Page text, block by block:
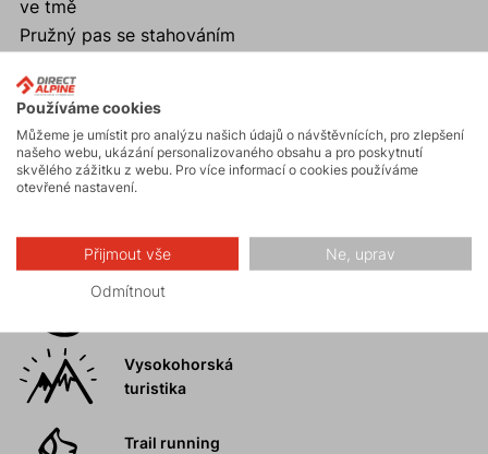
ve tmě
Pružný pas se stahováním
Aktivity
Skalní lezení a
Vysokohorská
turistika
Trail running
Používáme cookies
Můžeme je umístit pro analýzu našich údajů o návštěvnících, pro zlepšení
našeho webu, ukázání personalizovaného obsahu a pro poskytnutí
skvělého zážitku z webu. Pro více informací o cookies používáme
otevřené nastavení.
Přijmout vše Ne, uprav
Odmítnout